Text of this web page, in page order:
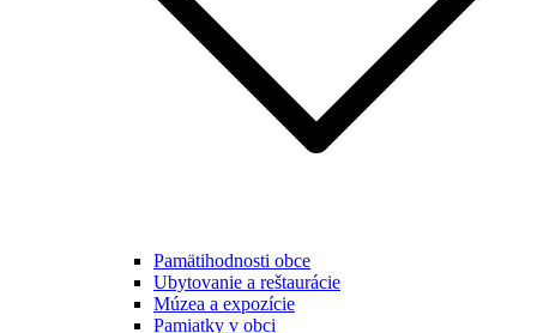
Pamätihodnosti obce
Ubytovanie a reštaurácie
Múzea a expozície
Pamiatky v obci